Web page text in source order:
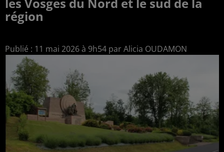
région
Publié : 11 mai 2026 à 9h54 par Alicia OUDAMON